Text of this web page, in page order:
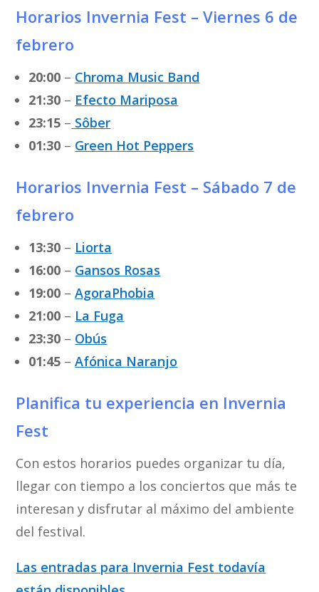
Horarios Invernia Fest – Viernes 6 de
febrero
20:00 – Chroma Music Band
21:30 – Efecto Mariposa
23:15 – Sôber
01:30 – Green Hot Peppers
Horarios Invernia Fest – Sábado 7 de
febrero
13:30 – Liorta
16:00 – Gansos Rosas
19:00 –AgoraPhobia
21:00 – La Fuga
23:30 – Obús
01:45 –Afónica Naranjo
Planifica tu experiencia en Invernia
Fest
Con estos horarios puedes organizar tu día,
llegar con tiempo a los conciertos que más te
interesan y disfrutar al máximo del ambiente
del festival.
Las entradas para Invernia Fest todavía